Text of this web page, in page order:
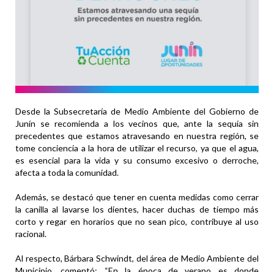
Desde la Subsecretaría de Medio Ambiente del Gobierno de
Junín se recomienda a los vecinos que, ante la sequía sin
precedentes que estamos atravesando en nuestra región, se
tome conciencia a la hora de utilizar el recurso, ya que el agua,
es esencial para la vida y su consumo excesivo o derroche,
afecta a toda la comunidad.
Además, se destacó que tener en cuenta medidas como cerrar
la canilla al lavarse los dientes, hacer duchas de tiempo más
corto y regar en horarios que no sean pico, contribuye al uso
racional.
Al respecto, Bárbara Schwindt, del área de Medio Ambiente del